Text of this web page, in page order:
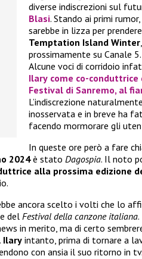
diverse indiscrezioni sul
Blasi. Stando ai primi
sarebbe in lizza per
Temptation Island Winter
prossimamente su Canale
Alcune voci di corridoio
Ilary come co-conduttrice
Festival di Sanremo, al
L’indiscrezione
inosservata e in breve ha
facendo mormorare gli
In queste ore però a fare
2024è stato Dagospia. Il noto
alla prossima edizione
ancora scelto i volti che lo
del Festival della canzone italiana
in merito, ma di certo
. Ilary intanto, prima di tornare a
con ansia il suo ritorno in tv.